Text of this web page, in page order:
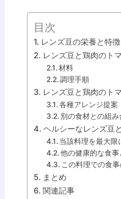
目次
レンズ豆の栄養と特徴
レンズ豆と鶏肉のト
材料
調理手順
レンズ豆と鶏肉のト
各種アレンジ提案
別の食材との組
ヘルシーなレンズ豆
当該料理を最大限
他の健康的な食
この料理での食
まとめ
関連記事